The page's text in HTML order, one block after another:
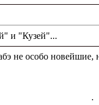
и "Кузей"...
не особо новейшие,
.